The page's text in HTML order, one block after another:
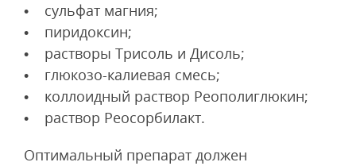
• сульфат магния;
• пиридоксин;
• растворы Трисоль и Дисоль;
• глюкозо-калиевая смесь;
• коллоидный раствор Реополиглюкин;
• раствор Реосорбилакт.
Оптимальный препарат должен